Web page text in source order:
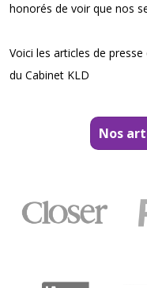
honorés de voir que nos
Voici les articles de
du Cabinet KLD
Nos